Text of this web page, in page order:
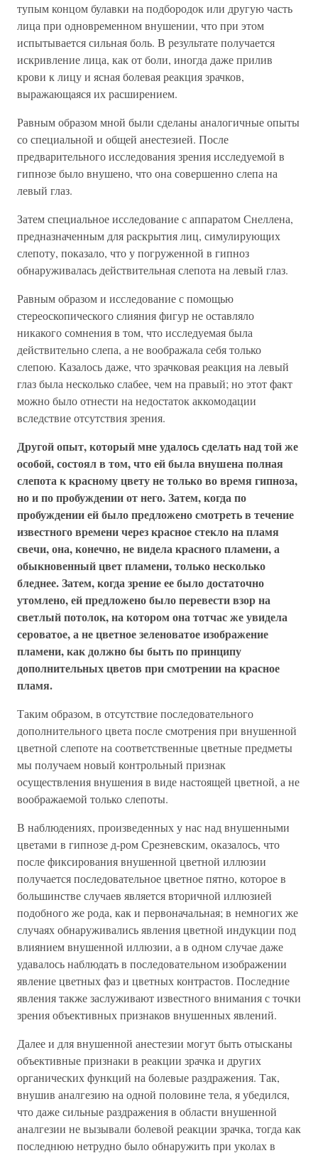
тупым концом булавки на подбородок или другую часть
лица при одновременном внушении, что при этом
испытывается сильная боль. В результате получается
искривление лица, как от боли, иногда даже прилив
крови к лицу и ясная болевая реакция зрачков,
выражающаяся их расширением.
Равным образом мной были сделаны аналогичные опыты
со специальной и общей анестезией. После
предварительного исследования зрения исследуемой в
гипнозе было внушено, что она совершенно слепа на
левый глаз.
Затем специальное исследование с аппаратом Снеллена,
предназначенным для раскрытия лиц, симулирующих
слепоту, показало, что у погруженной в гипноз
обнаруживалась действительная слепота на левый глаз.
Равным образом и исследование с помощью
стереоскопического слияния фигур не оставляло
никакого сомнения в том, что исследуемая была
действительно слепа, а не воображала себя только
слепою. Казалось даже, что зрачковая реакция на левый
глаз была несколько слабее, чем на правый; но этот факт
можно было отнести на недостаток аккомодации
вследствие отсутствия зрения.
Другой опыт, который мне удалось сделать над той же
особой, состоял в том, что ей была внушена полная
слепота к красному цвету не только во время гипноза,
но и по пробуждении от него. Затем, когда по
пробуждении ей было предложено смотреть в течение
известного времени через красное стекло на пламя
свечи, она, конечно, не видела красного пламени, а
обыкновенный цвет пламени, только несколько
бледнее. Затем, когда зрение ее было достаточно
утомлено, ей предложено было перевести взор на
светлый потолок, на котором она тотчас же увидела
сероватое, а не цветное зеленоватое изображение
пламени, как должно бы быть по принципу
дополнительных цветов при смотрении на красное
пламя.
Таким образом, в отсутствие последовательного
дополнительного цвета после смотрения при внушенной
цветной слепоте на соответственные цветные предметы
мы получаем новый контрольный признак
осуществления внушения в виде настоящей цветной, а не
воображаемой только слепоты.
В наблюдениях, произведенных у нас над внушенными
цветами в гипнозе д-ром Срезневским, оказалось, что
после фиксирования внушенной цветной иллюзии
получается последовательное цветное пятно, которое в
большинстве случаев является вторичной иллюзией
подобного же рода, как и первоначальная; в немногих же
случаях обнаруживались явления цветной индукции под
влиянием внушенной иллюзии, а в одном случае даже
удавалось наблюдать в последовательном изображении
явление цветных фаз и цветных контрастов. Последние
явления также заслуживают известного внимания с точки
зрения объективных признаков внушенных явлений.
Далее и для внушенной анестезии могут быть отысканы
объективные признаки в реакции зрачка и других
органических функций на болевые раздражения. Так,
внушив аналгезию на одной половине тела, я убедился,
что даже сильные раздражения в области внушенной
аналгезии не вызывали болевой реакции зрачка, тогда как
последнюю нетрудно было обнаружить при уколах в